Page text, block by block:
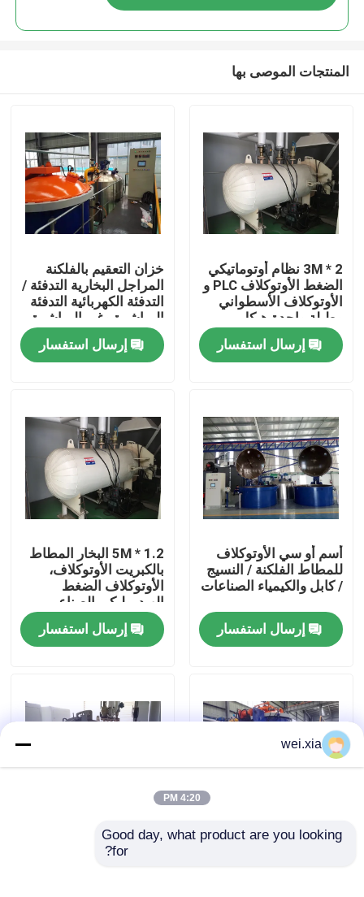
المنزل
المنتجات
حولنا
جولة في المصنع
اتصل بنا
القضايا
المنتجات الموصى بها
2 * 3M نظام أوتوماتيكي
الضغط الأوتوكلاف PLC و
الأوتوكلاف الأسطواني
وطبلة واحدة هيكل
الزجاج
إرسال استفسار
خزان التعقيم بالفلكنة
المراجل البخارية التدفئة /
التدفئة الكهربائية التدفئة
المباشرة وغير المباشرة
بالبخار
إرسال استفسار
أسم أو سي الأوتوكلاف
للمطاط الفلكنة / النسيج
/ كابل والكيمياء الصناعات
إرسال استفسار
1.2 * 5M البخار المطاط
بالكبريت الأوتوكلاف،
الأوتوكلاف الضغط
الهيدروليكي الصناعي
إرسال استفسار
المطاط فولكنيزينغ
المطاط بالكبريت
الأوتوكلاف الأوتوكلاف
wei.xia
4:20 PM
Good day, what product are you looking
for?